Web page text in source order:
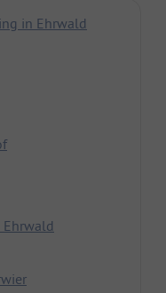
in Ehrwald